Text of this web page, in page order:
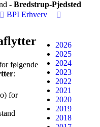
- Bredstrup-Pjedsted
BPI Erhverv
følgende
:
for
2026
2025
2024
2023
2022
2021
2020
2019
2018